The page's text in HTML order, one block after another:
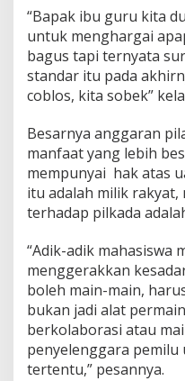
“Bapak ibu guru kita
untuk menghargai
bagus tapi ternyata
standar itu pada
coblos, kita sobek”
Besarnya anggaran
manfaat yang lebih
mempunyai hak atas
itu adalah milik
terhadap pilkada
“Adik-adik mahasiswa
menggerakkan
boleh main-main,
bukan jadi alat
berkolaborasi atau
penyelenggara
tertentu,” pesannya.